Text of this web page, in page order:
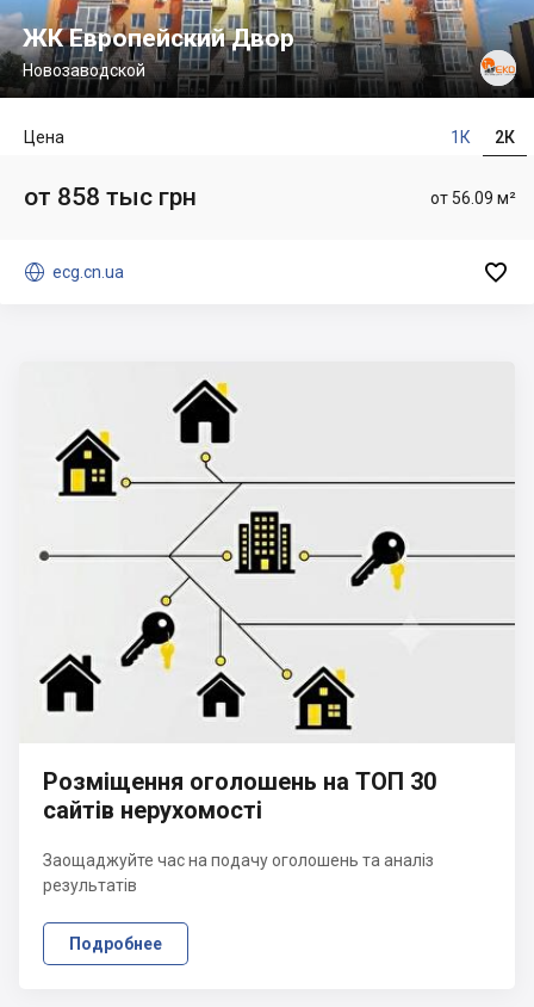
ЖК Европейский Двор
Новозаводской
1К 2К
Цена
от 56.09 м²
от 858 тыс грн
 ecg.cn.ua 
Розміщення оголошень на ТОП 30
сайтів нерухомості
Заощаджуйте час на подачу оголошень та аналіз
результатів
Подробнее